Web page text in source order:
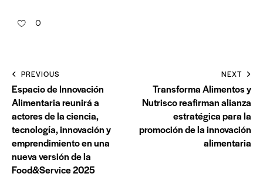
0
PREVIOUS
Espacio de Innovación
Alimentaria reunirá a
actores de la ciencia,
tecnología, innovación y
emprendimiento en una
nueva versión de la
Food&Service 2025
NEXT
Transforma Alimentos y
Nutrisco reafirman alianza
estratégica para la
promoción de la innovación
alimentaria